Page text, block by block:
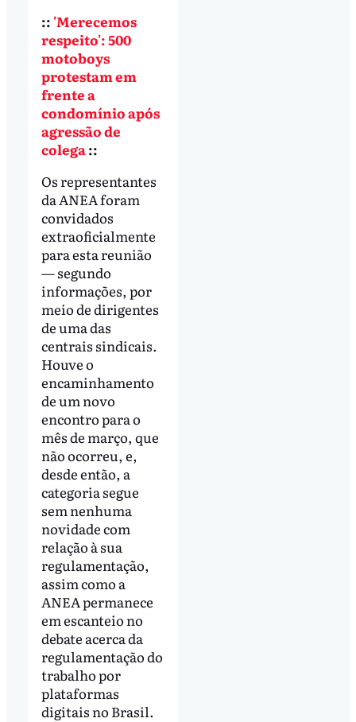
:: 'Merecemos
respeito': 500
motoboys
protestam em
frente a
condomínio após
agressão de
colega::
Os representantes
da ANEA foram
convidados
extraoficialmente
para esta reunião
— segundo
informações, por
meio de dirigentes
de uma das
centrais sindicais.
Houve o
encaminhamento
de um novo
encontro para o
mês de março, que
não ocorreu, e,
desde então, a
categoria segue
sem nenhuma
novidade com
relação à sua
regulamentação,
assim como a
ANEA permanece
em escanteio no
debate acerca da
regulamentação do
trabalho por
plataformas
digitais no Brasil.